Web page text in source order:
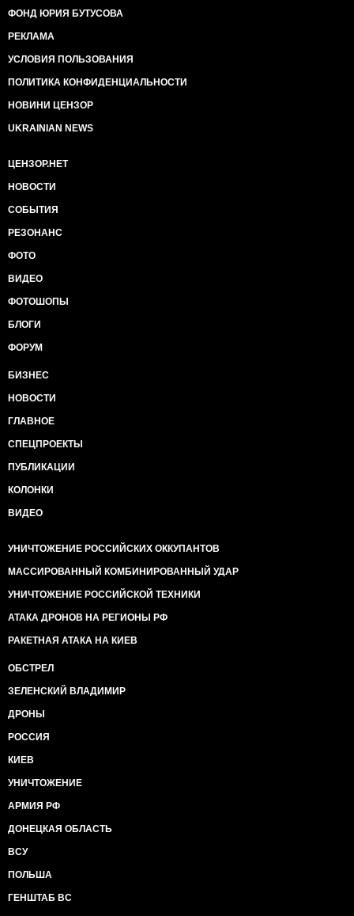
ФОНД ЮРИЯ БУТУСОВА
РЕКЛАМА
УСЛОВИЯ ПОЛЬЗОВАНИЯ
ПОЛИТИКА КОНФИДЕНЦИАЛЬНОСТИ
НОВИНИ ЦЕНЗОР
UKRAINIAN NEWS
ЦЕНЗОР.НЕТ
НОВОСТИ
СОБЫТИЯ
РЕЗОНАНС
ФОТО
ВИДЕО
ФОТОШОПЫ
БЛОГИ
ФОРУМ
БИЗНЕС
НОВОСТИ
ГЛАВНОЕ
СПЕЦПРОЕКТЫ
ПУБЛИКАЦИИ
КОЛОНКИ
ВИДЕО
УНИЧТОЖЕНИЕ РОССИЙСКИХ ОККУПАНТОВ
МАССИРОВАННЫЙ КОМБИНИРОВАННЫЙ УДАР
УНИЧТОЖЕНИЕ РОССИЙСКОЙ ТЕХНИКИ
АТАКА ДРОНОВ НА РЕГИОНЫ РФ
РАКЕТНАЯ АТАКА НА КИЕВ
ОБСТРЕЛ
ЗЕЛЕНСКИЙ ВЛАДИМИР
ДРОНЫ
РОССИЯ
КИЕВ
УНИЧТОЖЕНИЕ
АРМИЯ РФ
ДОНЕЦКАЯ ОБЛАСТЬ
ВСУ
ПОЛЬША
ГЕНШТАБ ВС